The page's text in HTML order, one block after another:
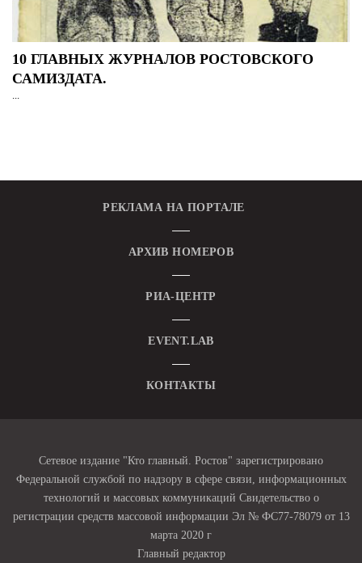
10 ГЛАВНЫХ ЖУРНАЛОВ РОСТОВСКОГО
САМИЗДАТА.
...
РЕКЛАМА НА ПОРТАЛЕ
АРХИВ НОМЕРОВ
РИА-ЦЕНТР
EVENT.LAB
КОНТАКТЫ
Сетевое издание "Кто главный. Ростов" зарегистрировано
Федеральной службой по надзору в сфере связи, информационных
технологий и массовых коммуникаций Свидетельство о
регистрации средств массовой информации Эл № ФС77-78079 от 13
марта 2020 г
Главный редактор